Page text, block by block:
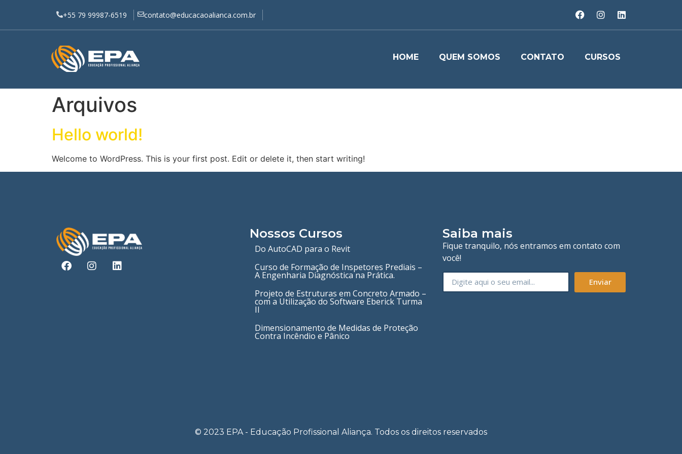
+55 79 99987-6519 contato@educacaoalianca.com.br
HOME QUEM SOMOS CONTATO CURSOS
Arquivos
Hello world!
Welcome to WordPress. This is your first post. Edit or delete it, then start writing!
Nossos Cursos
Do AutoCAD para o Revit
Curso de Formação de Inspetores Prediais –
A Engenharia Diagnóstica na Prática.
Projeto de Estruturas em Concreto Armado –
com a Utilização do Software Eberick Turma
II
Dimensionamento de Medidas de Proteção
Contra Incêndio e Pânico
Saiba mais
Fique tranquilo, nós entramos em contato com
você!
Enviar
© 2023 EPA - Educação Profissional Aliança. Todos os direitos reservados